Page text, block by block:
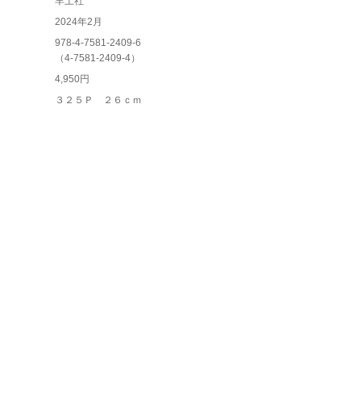
2024年2月
978-4-7581-2409-6
（4-7581-2409-4）
4,950円
３２５Ｐ ２６ｃｍ